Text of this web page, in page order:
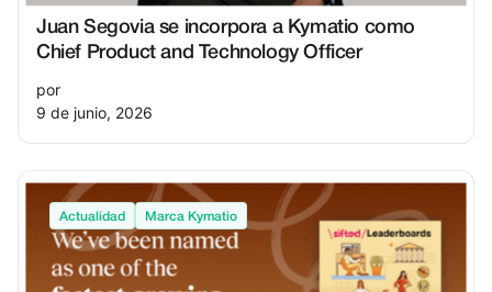
Juan Segovia se incorpora a Kymatio como
Chief Product and Technology Officer
por
9 de junio, 2026
Actualidad Marca Kymatio